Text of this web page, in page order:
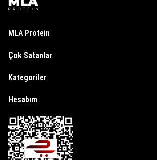
MLA Protein
Çok Satanlar
Kategoriler
Hesabım